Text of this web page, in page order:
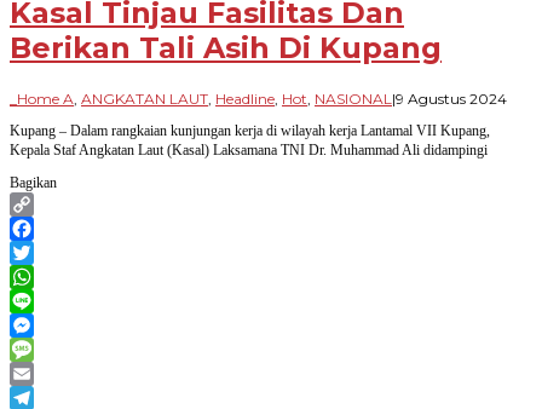
Kasal Tinjau Fasilitas Dan
Berikan Tali Asih Di Kupang
_Home A, ANGKATAN LAUT, Headline, Hot, NASIONAL|9 Agustus 2024oleh
Kupang – Dalam rangkaian kunjungan kerja di wilayah kerja Lantamal VII Kupang,
Kepala Staf Angkatan Laut (Kasal) Laksamana TNI Dr. Muhammad Ali didampingi
Bagikan
Copy
Link
Facebook
Twitter
WhatsApp
Line
Messenger
Message
Email